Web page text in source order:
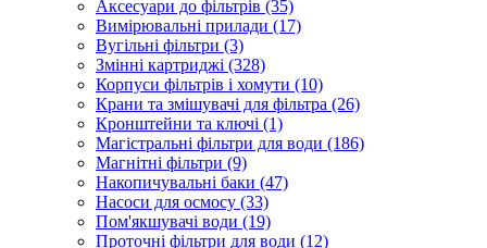
Аксесуари до фільтрів (35)
Вимірювальні прилади (17)
Вугільні фільтри (3)
Змінні картриджі (328)
Корпуси фільтрів і хомути (10)
Крани та змішувачі для фільтра (26)
Кронштейни та ключі (1)
Магістральні фільтри для води (186)
Магнітні фільтри (9)
Накопичувальні баки (47)
Насоси для осмосу (33)
Пом'якшувачі води (19)
Проточні фільтри для води (12)